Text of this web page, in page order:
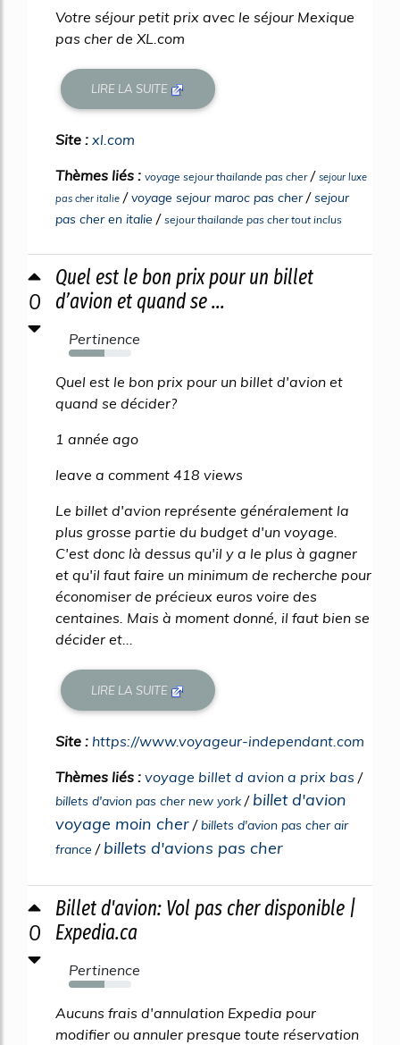
Votre séjour petit prix avec le séjour Mexique
pas cher de XL.com
LIRE LA SUITE
Site : xl.com
Thèmes liés : voyage sejour thailande pas cher/ sejour luxe
pas cher italie /voyage sejour maroc pas cher/sejour
pas cher en italie / sejour thailande pas cher tout inclus
0
Quel est le bon prix pour un billet
d’avion et quand se ...
Pertinence
57%
Quel est le bon prix pour un billet d'avion et
quand se décider?
1 année ago
leave a comment 418 views
Le billet d'avion représente généralement la
plus grosse partie du budget d'un voyage.
C'est donc là dessus qu'il y a le plus à gagner
et qu'il faut faire un minimum de recherche pour
économiser de précieux euros voire des
centaines. Mais à moment donné, il faut bien se
décider et...
LIRE LA SUITE
Site : https://www.voyageur-independant.com
Thèmes liés : voyage billet d avion a prix bas /
billets d'avion pas cher new york / billet d'avion
voyage moin cher /billets d'avion pas cher air
france / billets d'avions pas cher
0
Billet d'avion: Vol pas cher disponible |
Expedia.ca
Pertinence
57%
Aucuns frais d'annulation Expedia pour
modifier ou annuler presque toute réservation